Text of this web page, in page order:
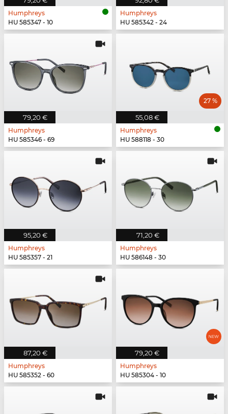
Humphreys
HU 585347 - 10
Humphreys
HU 585342 - 24
79,20 €
Humphreys
HU 585346 - 69
55,08 €
27 %
Humphreys
HU 588118 - 30
95,20 €
Humphreys
HU 585357 - 21
71,20 €
Humphreys
HU 586148 - 30
87,20 €
Humphreys
HU 585352 - 60
79,20 €
Humphreys
HU 585304 - 10